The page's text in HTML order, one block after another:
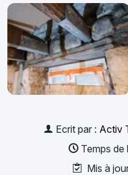
Ecrit par : Activ
Temps de
Mis à